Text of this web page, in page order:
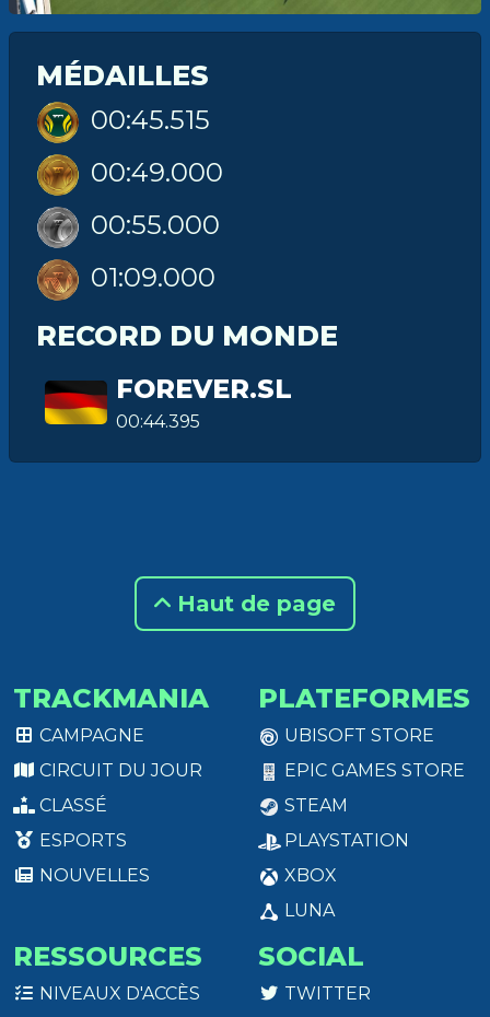
MÉDAILLES
00:45.515
00:49.000
00:55.000
01:09.000
RECORD DU MONDE
FOREVER.SL
00:44.395
Haut de page
TRACKMANIA
CAMPAGNE
CIRCUIT DU JOUR
CLASSÉ
ESPORTS
NOUVELLES
PLATEFORMES
UBISOFT STORE
EPIC GAMES STORE
STEAM
PLAYSTATION
XBOX
LUNA
RESSOURCES
NIVEAUX D'ACCÈS
SOCIAL
TWITTER